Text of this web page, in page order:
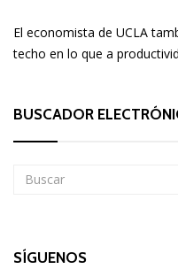
El economista de UCLA
techo en lo que a
BUSCADOR
SÍGUENOS